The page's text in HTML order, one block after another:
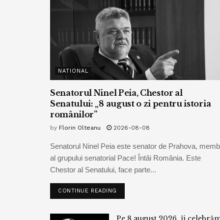
NATIONAL
Senatorul Ninel Peia, Chestor al
Senatului: „8 august o zi pentru istoria
românilor”
by Florin Olteanu 2026-08-08
Senatorul Ninel Peia este senator de Prahova,
al grupului senatorial Pace! Întâi România. Este
Chestor al Senatului, face parte...
CONTINUE READING